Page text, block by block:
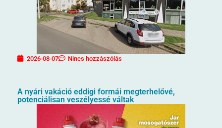
2026-08-07 Nincs hozzászólás
A nyári vakáció eddigi formái megterhelővé,
potenciálisan veszélyessé váltak